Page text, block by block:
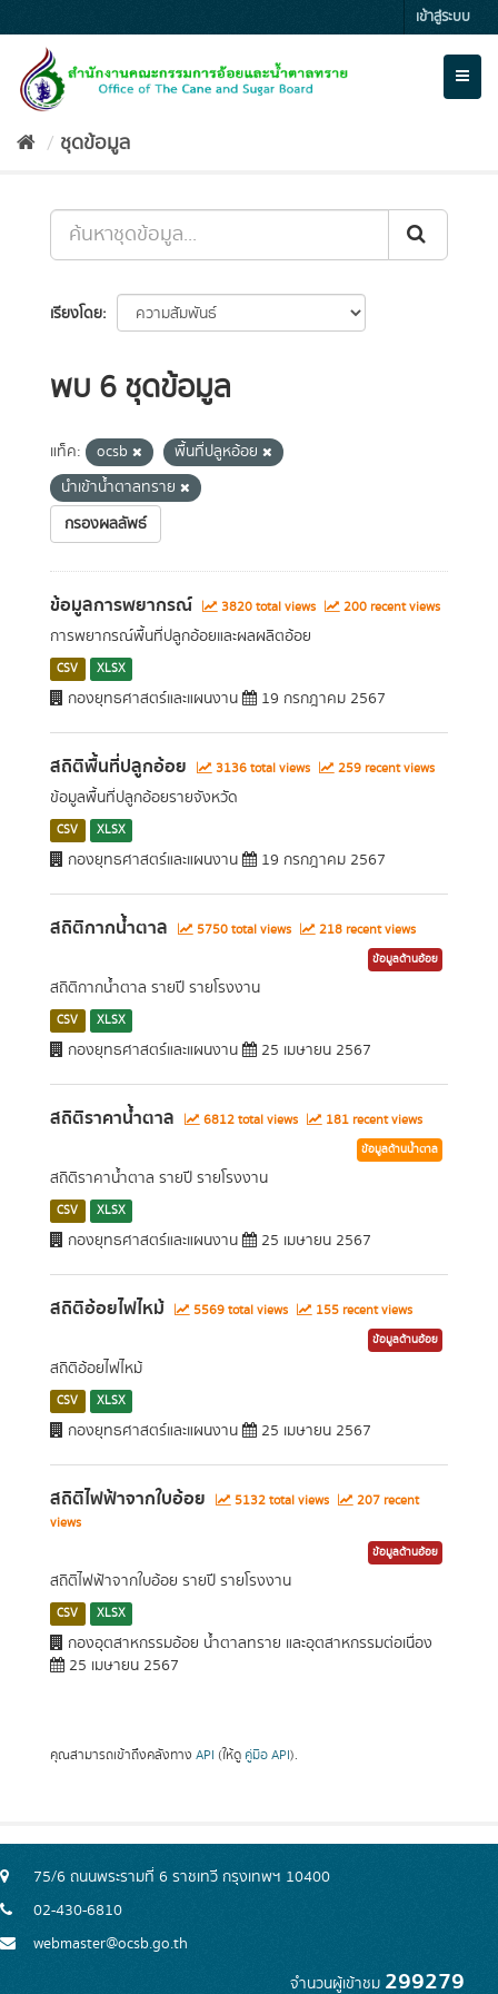
to
content
เข้าสู่ระบบ
ชุดข้อมูล
เรียงโดย
พบ 6 ชุดข้อมูล
แท็ค: ocsb
พื้นที่ปลูหอ้อย
นำเข้าน้ำตาลทราย
กรองผลลัพธ์
ข้อมูลการพยากรณ์ 3820 total views 200 recent views
การพยากรณ์พื้นที่ปลูกอ้อยและผลผลิตอ้อย
CSV XLSX
กองยุทธศาสตร์และแผนงาน 19 กรกฎาคม 2567
สถิติพื้นที่ปลูกอ้อย 3136 total views 259 recent views
ข้อมูลพื้นที่ปลูกอ้อยรายจังหวัด
CSV XLSX
กองยุทธศาสตร์และแผนงาน 19 กรกฎาคม 2567
สถิติกากน้ำตาล 5750 total views 218 recent views
ข้อมูลด้านอ้อย
สถิติกากน้ำตาล รายปี รายโรงงาน
CSV XLSX
กองยุทธศาสตร์และแผนงาน 25 เมษายน 2567
สถิติราคาน้ำตาล 6812 total views 181 recent views
ข้อมูลด้านน้ำตาล
สถิติราคาน้ำตาล รายปี รายโรงงาน
CSV XLSX
กองยุทธศาสตร์และแผนงาน 25 เมษายน 2567
สถิติอ้อยไฟไหม้ 5569 total views 155 recent views
ข้อมูลด้านอ้อย
สถิติอ้อยไฟไหม้
CSV XLSX
กองยุทธศาสตร์และแผนงาน 25 เมษายน 2567
สถิติไฟฟ้าจากใบอ้อย 5132 total views
207 recent
views
ข้อมูลด้านอ้อย
สถิติไฟฟ้าจากใบอ้อย รายปี รายโรงงาน
CSV XLSX
กองอุตสาหกรรมอ้อย น้ำตาลทราย และอุตสาหกรรมต่อเนื่อง
25 เมษายน 2567
คุณสามารถเข้าถึงคลังทาง API (ให้ดู คู่มือ API).
75/6 ถนนพระรามที่ 6 ราชเทวี กรุงเทพฯ 10400
02-430-6810
webmaster@ocsb.go.th
จำนวนผู้เข้าชม 299279